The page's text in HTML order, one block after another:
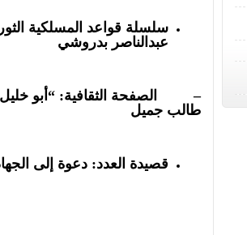
سلسلة قواعد المسلكية
عبدالناصر بدروشي
– الصفحة الثقافية: “أبو خليل
طالب جميل
قصيدة العدد:دعوة إلى